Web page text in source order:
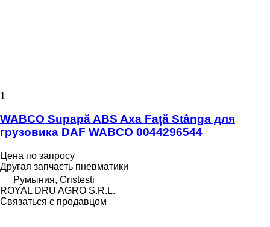
1
WABCO Supapă ABS Axa Față Stânga для
грузовика DAF WABCO 0044296544
Цена по запросу
Другая запчасть пневматики
Румыния, Cristesti
ROYAL DRU AGRO S.R.L.
Связаться с продавцом